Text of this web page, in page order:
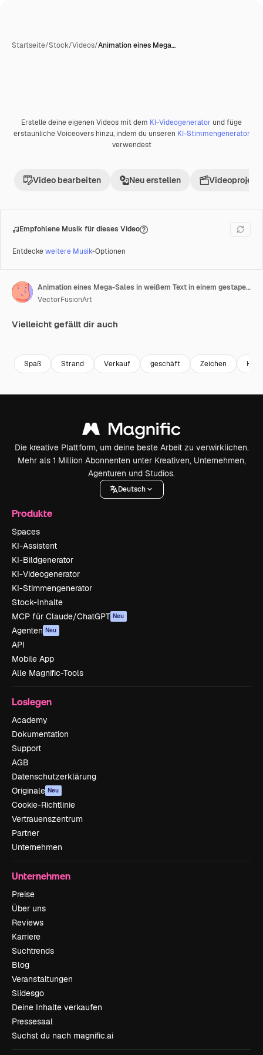
Startseite/Stock/Videos/Animation eines Mega…
PremiumKI-generiert
Erstelle deine eigenen Videos mit dem KI-Videogenerator und füge
erstaunliche Voiceovers hinzu, indem du unseren KI-Stimmengenerator
verwendest
Video bearbeiten Neu erstellen Videoprojekt
Empfohlene Musik für dieses Video
Entdeckeweitere Musik-Optionen
Animation eines Mega-Sales in weißem Text in einem gestapelten Fenster, mit glücklicher Mehrgenerationenfamilie am Strand
VectorFusionArt
Vielleicht gefällt dir auch
Spaß Strand Verkauf geschäft Zeichen
Die kreative Plattform, um deine beste Arbeit zu verwirklichen.
Mehr als 1 Million Abonnenten unter Kreativen, Unternehmen,
Agenturen und Studios.
Deutsch
Produkte
Spaces
KI-Assistent
KI-Bildgenerator
KI-Videogenerator
KI-Stimmengenerator
Stock-Inhalte
MCP für Claude/ChatGPT Neu
Agenten Neu
API
Mobile App
Alle Magnific-Tools
Loslegen
Academy
Dokumentation
Support
AGB
Datenschutzerklärung
Originale Neu
Cookie-Richtlinie
Vertrauenszentrum
Partner
Unternehmen
Unternehmen
Preise
Über uns
Reviews
Karriere
Suchtrends
Blog
Veranstaltungen
Slidesgo
Deine Inhalte verkaufen
Pressesaal
Suchst du nach magnific.ai